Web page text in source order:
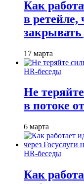
Как
в
17 марта
HR-беседы
Не
в потоке
6 марта
HR-беседы
Как